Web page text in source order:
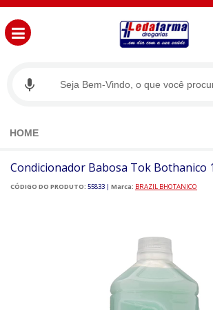
HOME
Condicionador Babosa Tok Bothanico
CÓDIGO DO PRODUTO: 55833 | Marca: BRAZIL BHOTANICO